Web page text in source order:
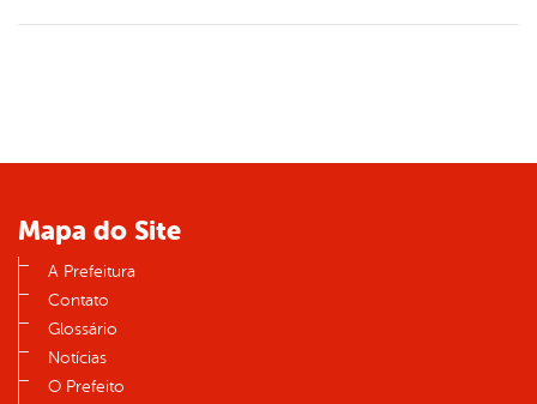
Mapa do Site
A Prefeitura
Contato
Glossário
Notícias
O Prefeito